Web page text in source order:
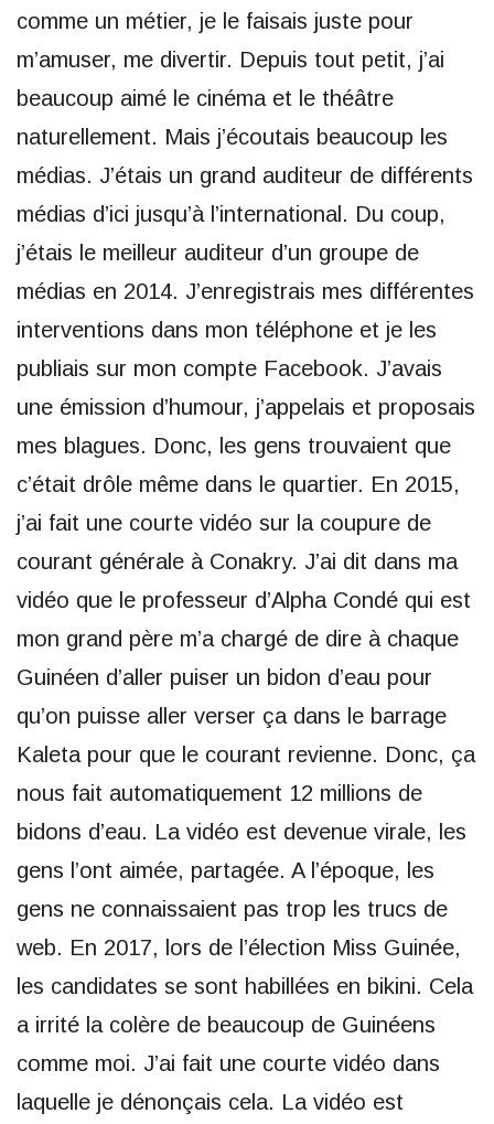
comme un métier, je le faisais juste pour
m’amuser, me divertir. Depuis tout petit, j’ai
beaucoup aimé le cinéma et le théâtre
naturellement. Mais j’écoutais beaucoup les
médias. J’étais un grand auditeur de différents
médias d’ici jusqu’à l’international. Du coup,
j’étais le meilleur auditeur d’un groupe de
médias en 2014. J’enregistrais mes différentes
interventions dans mon téléphone et je les
publiais sur mon compte Facebook. J’avais
une émission d’humour, j’appelais et proposais
mes blagues. Donc, les gens trouvaient que
c’était drôle même dans le quartier. En 2015,
j’ai fait une courte vidéo sur la coupure de
courant générale à Conakry. J’ai dit dans ma
vidéo que le professeur d’Alpha Condé qui est
mon grand père m’a chargé de dire à chaque
Guinéen d’aller puiser un bidon d’eau pour
qu’on puisse aller verser ça dans le barrage
Kaleta pour que le courant revienne. Donc, ça
nous fait automatiquement 12 millions de
bidons d’eau. La vidéo est devenue virale, les
gens l’ont aimée, partagée. A l’époque, les
gens ne connaissaient pas trop les trucs de
web. En 2017, lors de l’élection Miss Guinée,
les candidates se sont habillées en bikini. Cela
a irrité la colère de beaucoup de Guinéens
comme moi. J’ai fait une courte vidéo dans
laquelle je dénonçais cela. La vidéo est